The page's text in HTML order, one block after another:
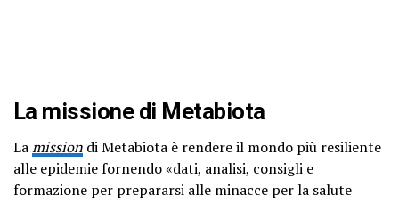
La missione di Metabiota
Lamission di Metabiota è rendere il mondo più resiliente
alle epidemie fornendo «dati, analisi, consigli e
formazione per prepararsi alle minacce per la salute